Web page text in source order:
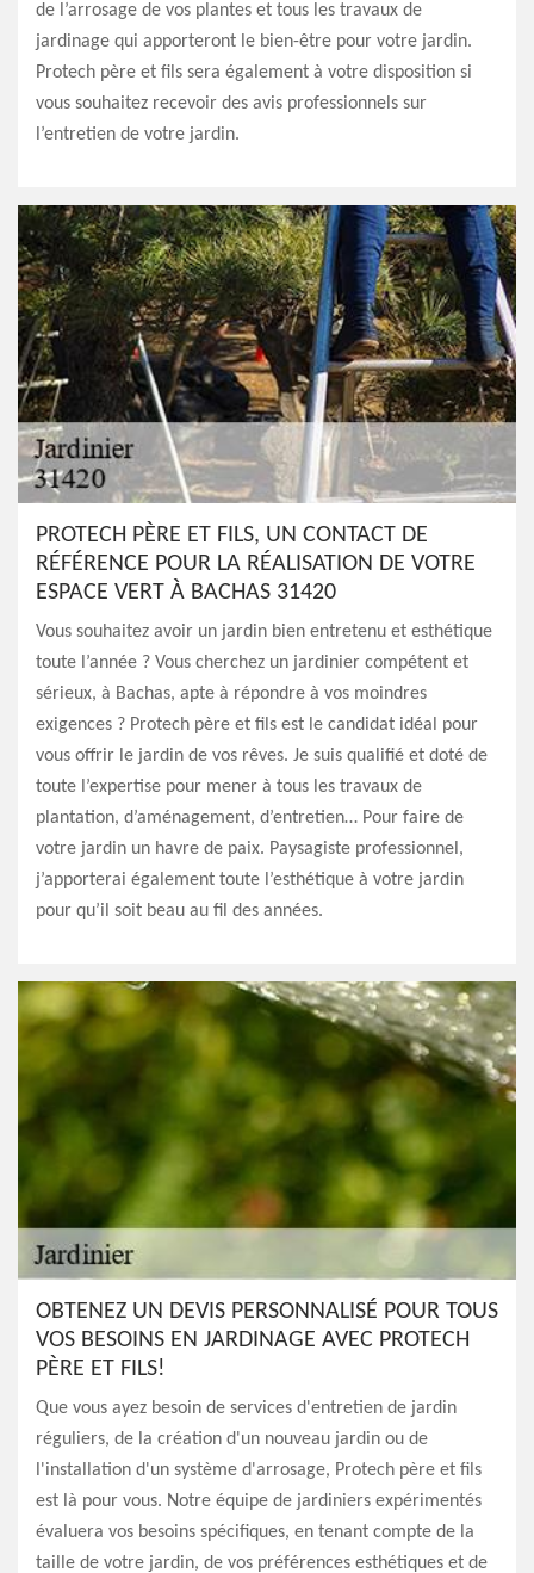
de l’arrosage de vos plantes et tous les travaux de
jardinage qui apporteront le bien-être pour votre jardin.
Protech père et fils sera également à votre disposition si
vous souhaitez recevoir des avis professionnels sur
l’entretien de votre jardin.
PROTECH PÈRE ET FILS, UN CONTACT DE
RÉFÉRENCE POUR LA RÉALISATION DE VOTRE
ESPACE VERT À BACHAS 31420
Vous souhaitez avoir un jardin bien entretenu et esthétique
toute l’année ? Vous cherchez un jardinier compétent et
sérieux, à Bachas, apte à répondre à vos moindres
exigences ? Protech père et fils est le candidat idéal pour
vous offrir le jardin de vos rêves. Je suis qualifié et doté de
toute l’expertise pour mener à tous les travaux de
plantation, d’aménagement, d’entretien… Pour faire de
votre jardin un havre de paix. Paysagiste professionnel,
j’apporterai également toute l’esthétique à votre jardin
pour qu’il soit beau au fil des années.
OBTENEZ UN DEVIS PERSONNALISÉ POUR TOUS
VOS BESOINS EN JARDINAGE AVEC PROTECH
PÈRE ET FILS!
Que vous ayez besoin de services d'entretien de jardin
réguliers, de la création d'un nouveau jardin ou de
l'installation d'un système d'arrosage, Protech père et fils
est là pour vous. Notre équipe de jardiniers expérimentés
évaluera vos besoins spécifiques, en tenant compte de la
taille de votre jardin, de vos préférences esthétiques et de